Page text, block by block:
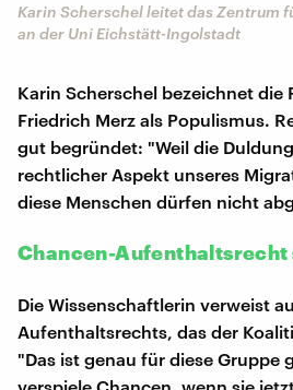
Karin Scherschel leitet das Zentrum
an der Uni Eichstätt-Ingolstadt
Karin Scherschel bezeichnet die
Friedrich Merz als Populismus.
gut begründet: "Weil die
rechtlicher Aspekt unseres
diese Menschen dürfen nicht
Chancen-Aufenthaltsrecht
Die Wissenschaftlerin verweist
Aufenthaltsrechts, das der
"Das ist genau für diese Gruppe